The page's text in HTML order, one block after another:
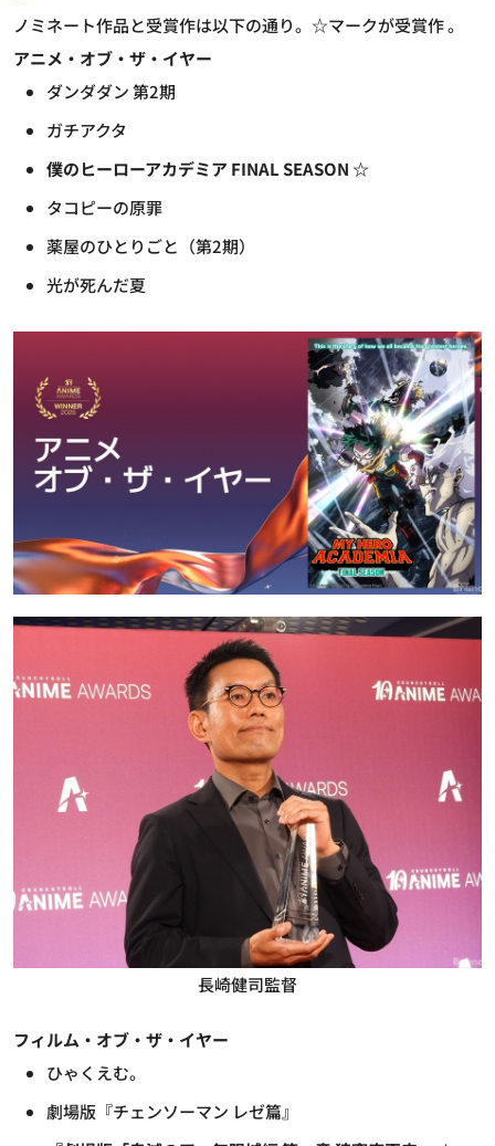
ノミネート作品と受賞作は以下の通り。☆マークが受賞作 。
アニメ・オブ・ザ・イヤー
ダンダダン 第2期
ガチアクタ
僕のヒーローアカデミア FINAL SEASON ☆
タコピーの原罪
薬屋のひとりごと（第2期）
光が死んだ夏
長崎健司監督
フィルム・オブ・ザ・イヤー
ひゃくえむ。
劇場版『チェンソーマン レゼ篇』